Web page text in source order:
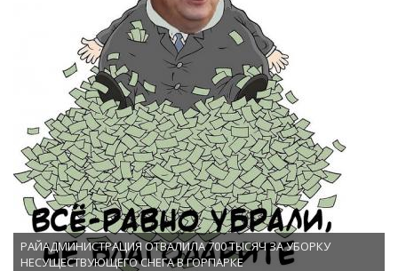
РАЙАДМИНИСТРАЦИЯ ОТВАЛИЛА 700 ТЫСЯЧ ЗА УБОРКУ
НЕСУЩЕСТВУЮЩЕГО СНЕГА В ГОРПАРКЕ